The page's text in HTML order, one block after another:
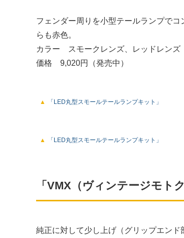
フェンダー周りを小型テールランプで
らも赤色。
カラー スモークレンズ、レッドレンズ
価格 9,020円（発売中）
「LED丸型スモールテールランプキット」
「LED丸型スモールテールランプキット」
「VMX（ヴィンテージモト
純正に対して少し上げ（グリップエン